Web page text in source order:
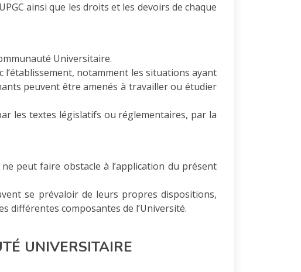
ainsi que les droits et les devoirs de chaque
Universitaire.
l’établissement, notamment les situations ayant
peuvent être amenés à travailler ou étudier
les textes législatifs ou réglementaires, par la
peut faire obstacle à l’application du présent
se prévaloir de leurs propres dispositions,
différentes composantes de l’Université.
UNIVERSITAIRE